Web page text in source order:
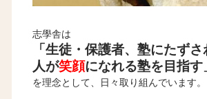
志學舎は
「生徒・保護者、塾にたず
人が笑顔になれる塾を目指す
を理念として、日々取り組んでいます。